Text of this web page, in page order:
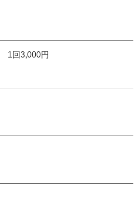
1回3,000円